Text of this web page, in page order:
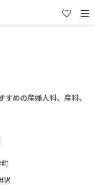
めの産婦人科、産科、
駅